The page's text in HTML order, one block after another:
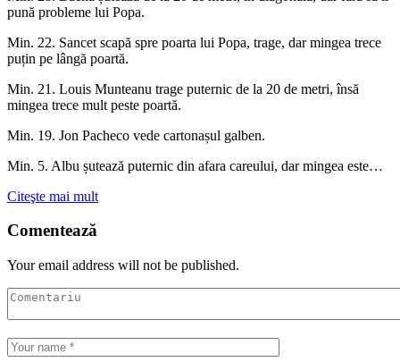
pună probleme lui Popa.
Min. 22. Sancet scapă spre poarta lui Popa, trage, dar mingea trece
puțin pe lângă poartă.
Min. 21. Louis Munteanu trage puternic de la 20 de metri, însă
mingea trece mult peste poartă.
Min. 19. Jon Pacheco vede cartonașul galben.
Min. 5. Albu șutează puternic din afara careului, dar mingea este…
Citeşte mai mult
Comentează
Your email address will not be published.